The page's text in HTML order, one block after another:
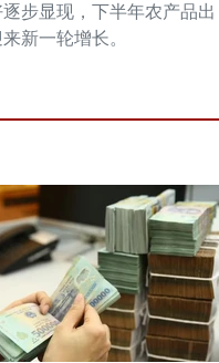
步显现，下半年农产品出
新一轮增长。